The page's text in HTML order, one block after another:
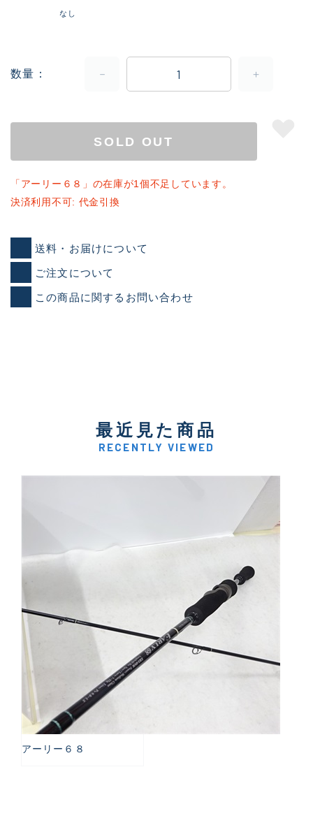
なし
数量
SOLD OUT
「アーリー６８」の在庫が1個不足しています。
決済利用不可: 代金引換
送料・お届けについて
ご注文について
この商品に関するお問い合わせ
最近見た商品
RECENTLY VIEWED
アーリー６８